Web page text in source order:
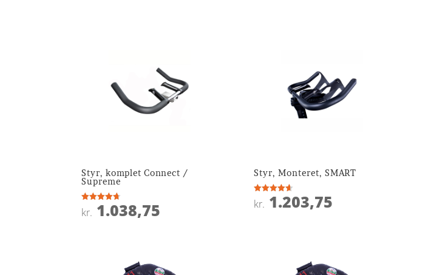
Styr, komplet Connect /
Supreme
Vurderet
4.7
kr. 1.038,75
Styr, Monteret, SMART
Vurderet
4.6
kr. 1.203,75